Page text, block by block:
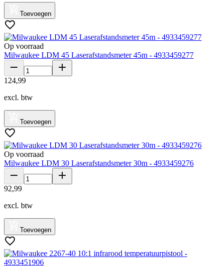
Toevoegen
Op voorraad
Milwaukee LDM 45 Laserafstandsmeter 45m - 4933459277
124,99
excl. btw
Toevoegen
Op voorraad
Milwaukee LDM 30 Laserafstandsmeter 30m - 4933459276
92,99
excl. btw
Toevoegen